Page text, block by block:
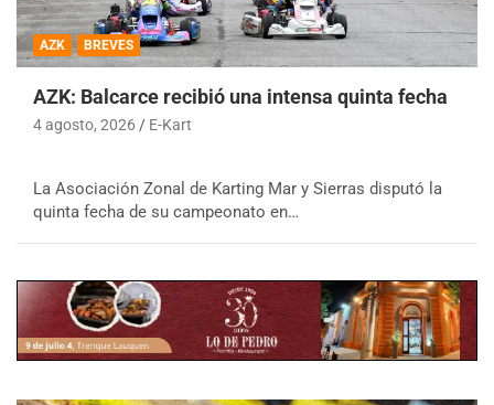
AZK BREVES
AZK: Balcarce recibió una intensa quinta fecha
4 agosto, 2026 E-Kart
La Asociación Zonal de Karting Mar y Sierras disputó la
quinta fecha de su campeonato en…